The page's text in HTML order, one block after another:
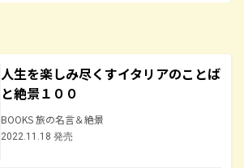
人生を楽しみ尽くすイタリアのことば
と絶景１００
BOOKS 旅の名言＆絶景
2022.11.18 発売